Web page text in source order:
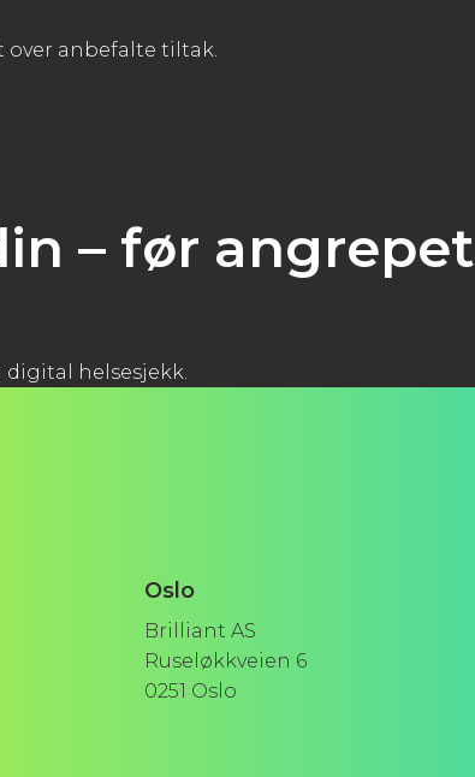
over anbefalte tiltak.
– før angrepet
helsesjekk.
Oslo
Brilliant AS
Ruseløkkveien 6
0251 Oslo